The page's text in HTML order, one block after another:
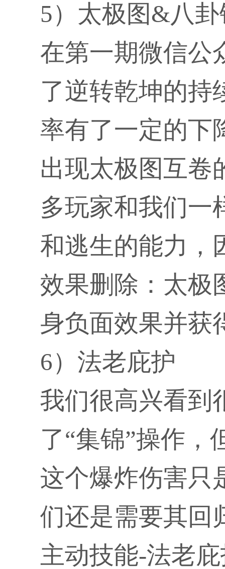
5）太极图&八卦
在第一期微信公
了逆转乾坤的持
率有了一定的下
出现太极图互卷
多玩家和我们一
和逃生的能力，
效果删除：太极
身负面效果并获
6）法老庇护
我们很高兴看到
了“集锦”操作，
这个爆炸伤害只
们还是需要其回
主动技能-法老